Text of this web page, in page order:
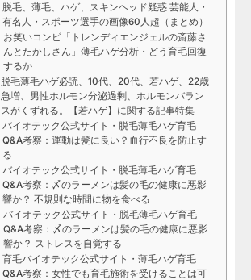
脱毛、薄毛、ハゲ、スキンヘッド疑惑 芸能人・
有名人・スポーツ選手の画像60人超（まとめ）
お笑いコンビ「トレンディエンジェルの斎藤さ
んとたかしさん」薄毛ハゲ分析・どう育毛回復
するか
脱毛薄毛ハゲ必読、10代、20代、若ハゲ、22歳
急増、男性ホルモン分泌過剰、ホルモンバラン
スがくずれる。【若ハゲ】に関する記事特集
バイオテック公式サイト・脱毛薄毛ハゲ育毛
Q&A考察：運動は髪に良い？血行不良を防止す
る
バイオテック公式サイト・脱毛薄毛ハゲ育毛
Q&A考察：〆のラーメンは髪の毛の健康に悪影
響か？ 不規則な時間に物を食べる
バイオテック公式サイト・脱毛薄毛ハゲ育毛
Q&A考察：〆のラーメンは髪の毛の健康に悪影
響か？ ストレスを自覚する
育毛バイオテック公式サイト・薄毛ハゲ育毛
Q&A考察：女性でも育毛施術を受けることは可